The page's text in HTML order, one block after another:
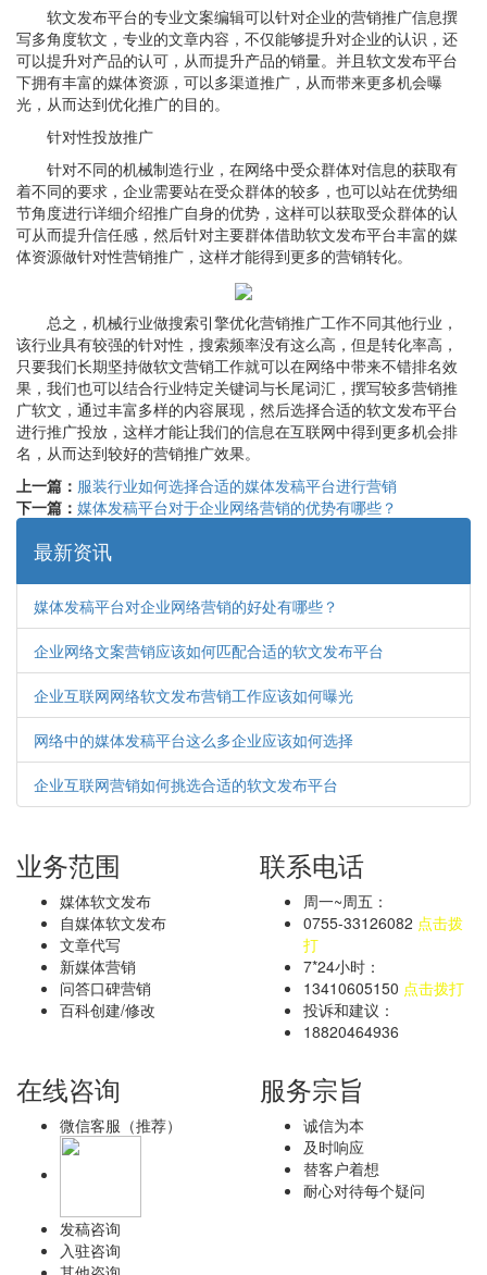
软文发布平台的专业文案编辑可以针对企业的营销推广信息撰
写多角度软文，专业的文章内容，不仅能够提升对企业的认识，还
可以提升对产品的认可，从而提升产品的销量。并且软文发布平台
下拥有丰富的媒体资源，可以多渠道推广，从而带来更多机会曝
光，从而达到优化推广的目的。
针对性投放推广
针对不同的机械制造行业，在网络中受众群体对信息的获取有
着不同的要求，企业需要站在受众群体的较多，也可以站在优势细
节角度进行详细介绍推广自身的优势，这样可以获取受众群体的认
可从而提升信任感，然后针对主要群体借助软文发布平台丰富的媒
体资源做针对性营销推广，这样才能得到更多的营销转化。
总之，机械行业做搜索引擎优化营销推广工作不同其他行业，
该行业具有较强的针对性，搜索频率没有这么高，但是转化率高，
只要我们长期坚持做软文营销工作就可以在网络中带来不错排名效
果，我们也可以结合行业特定关键词与长尾词汇，撰写较多营销推
广软文，通过丰富多样的内容展现，然后选择合适的软文发布平台
进行推广投放，这样才能让我们的信息在互联网中得到更多机会排
名，从而达到较好的营销推广效果。
上一篇： 服装行业如何选择合适的媒体发稿平台进行营销
下一篇： 媒体发稿平台对于企业网络营销的优势有哪些？
最新资讯
媒体发稿平台对企业网络营销的好处有哪些？
企业网络文案营销应该如何匹配合适的软文发布平台
企业互联网网络软文发布营销工作应该如何曝光
网络中的媒体发稿平台这么多企业应该如何选择
企业互联网营销如何挑选合适的软文发布平台
业务范围
媒体软文发布
自媒体软文发布
文章代写
新媒体营销
问答口碑营销
百科创建/修改
联系电话
周一~周五：
0755-33126082 点击拨
打
7*24小时：
13410605150 点击拨打
投诉和建议：
18820464936
在线咨询
微信客服（推荐）
发稿咨询
入驻咨询
服务宗旨
诚信为本
及时响应
替客户着想
耐心对待每个疑问